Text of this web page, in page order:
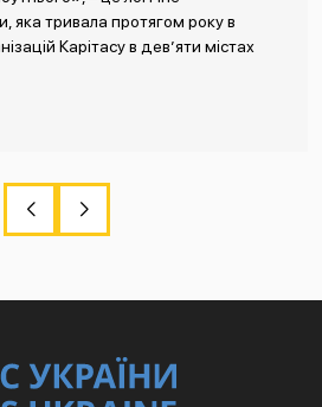
тривала протягом року в
Карітасу в дев’яти містах